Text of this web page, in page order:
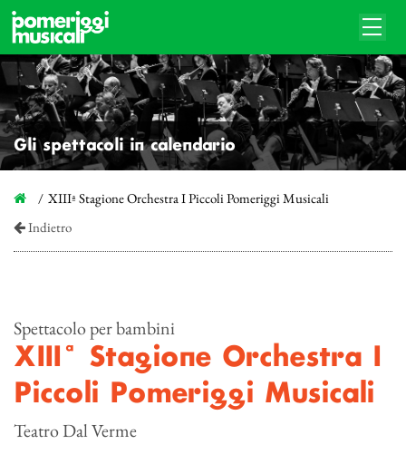
Gli spettacoli in calendario
XIIIª Stagione Orchestra I Piccoli Pomeriggi Musicali
Indietro
Spettacolo per bambini
XIIIª Stagione Orchestra I
Piccoli Pomeriggi Musicali
Teatro Dal Verme